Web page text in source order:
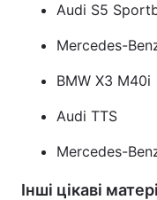
Audi S5
Mercedes-
BMW X3 M40i
Audi TTS
Mercedes-
Інші цікаві